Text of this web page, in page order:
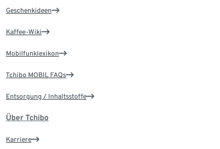
Geschenkideen
Kaffee-Wiki
Mobilfunklexikon
Tchibo MOBIL FAQs
Entsorgung / Inhaltsstoffe
Über Tchibo
Karriere